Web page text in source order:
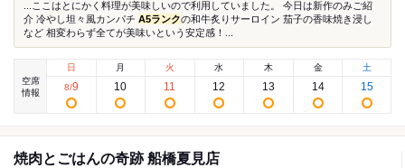
...ここはとにかく料理が美味しいので利用していました。 今日は新作のみご紹
介 冷やし坦々風カンパチ A5ランクの和牛炙りサーロイン 茄子の香味焼き浸し
など 相変わらず全てが美味いという安定感！...
空席
情報
日
8/9
月
10
火
11
水
12
木
13
金
14
土
15
焼肉とごはんの奇跡 船橋夏見店